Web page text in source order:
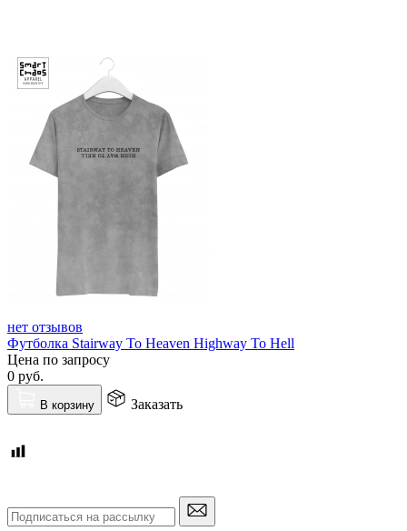
нет отзывов
Футболка Stairway To Heaven Highway To Hell
Цена по запросу
0 руб.
В корзину Заказать